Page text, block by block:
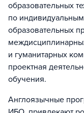
образовательных
по
образовательных
и гуманитарных
проектная
обучения.
Англоязычные